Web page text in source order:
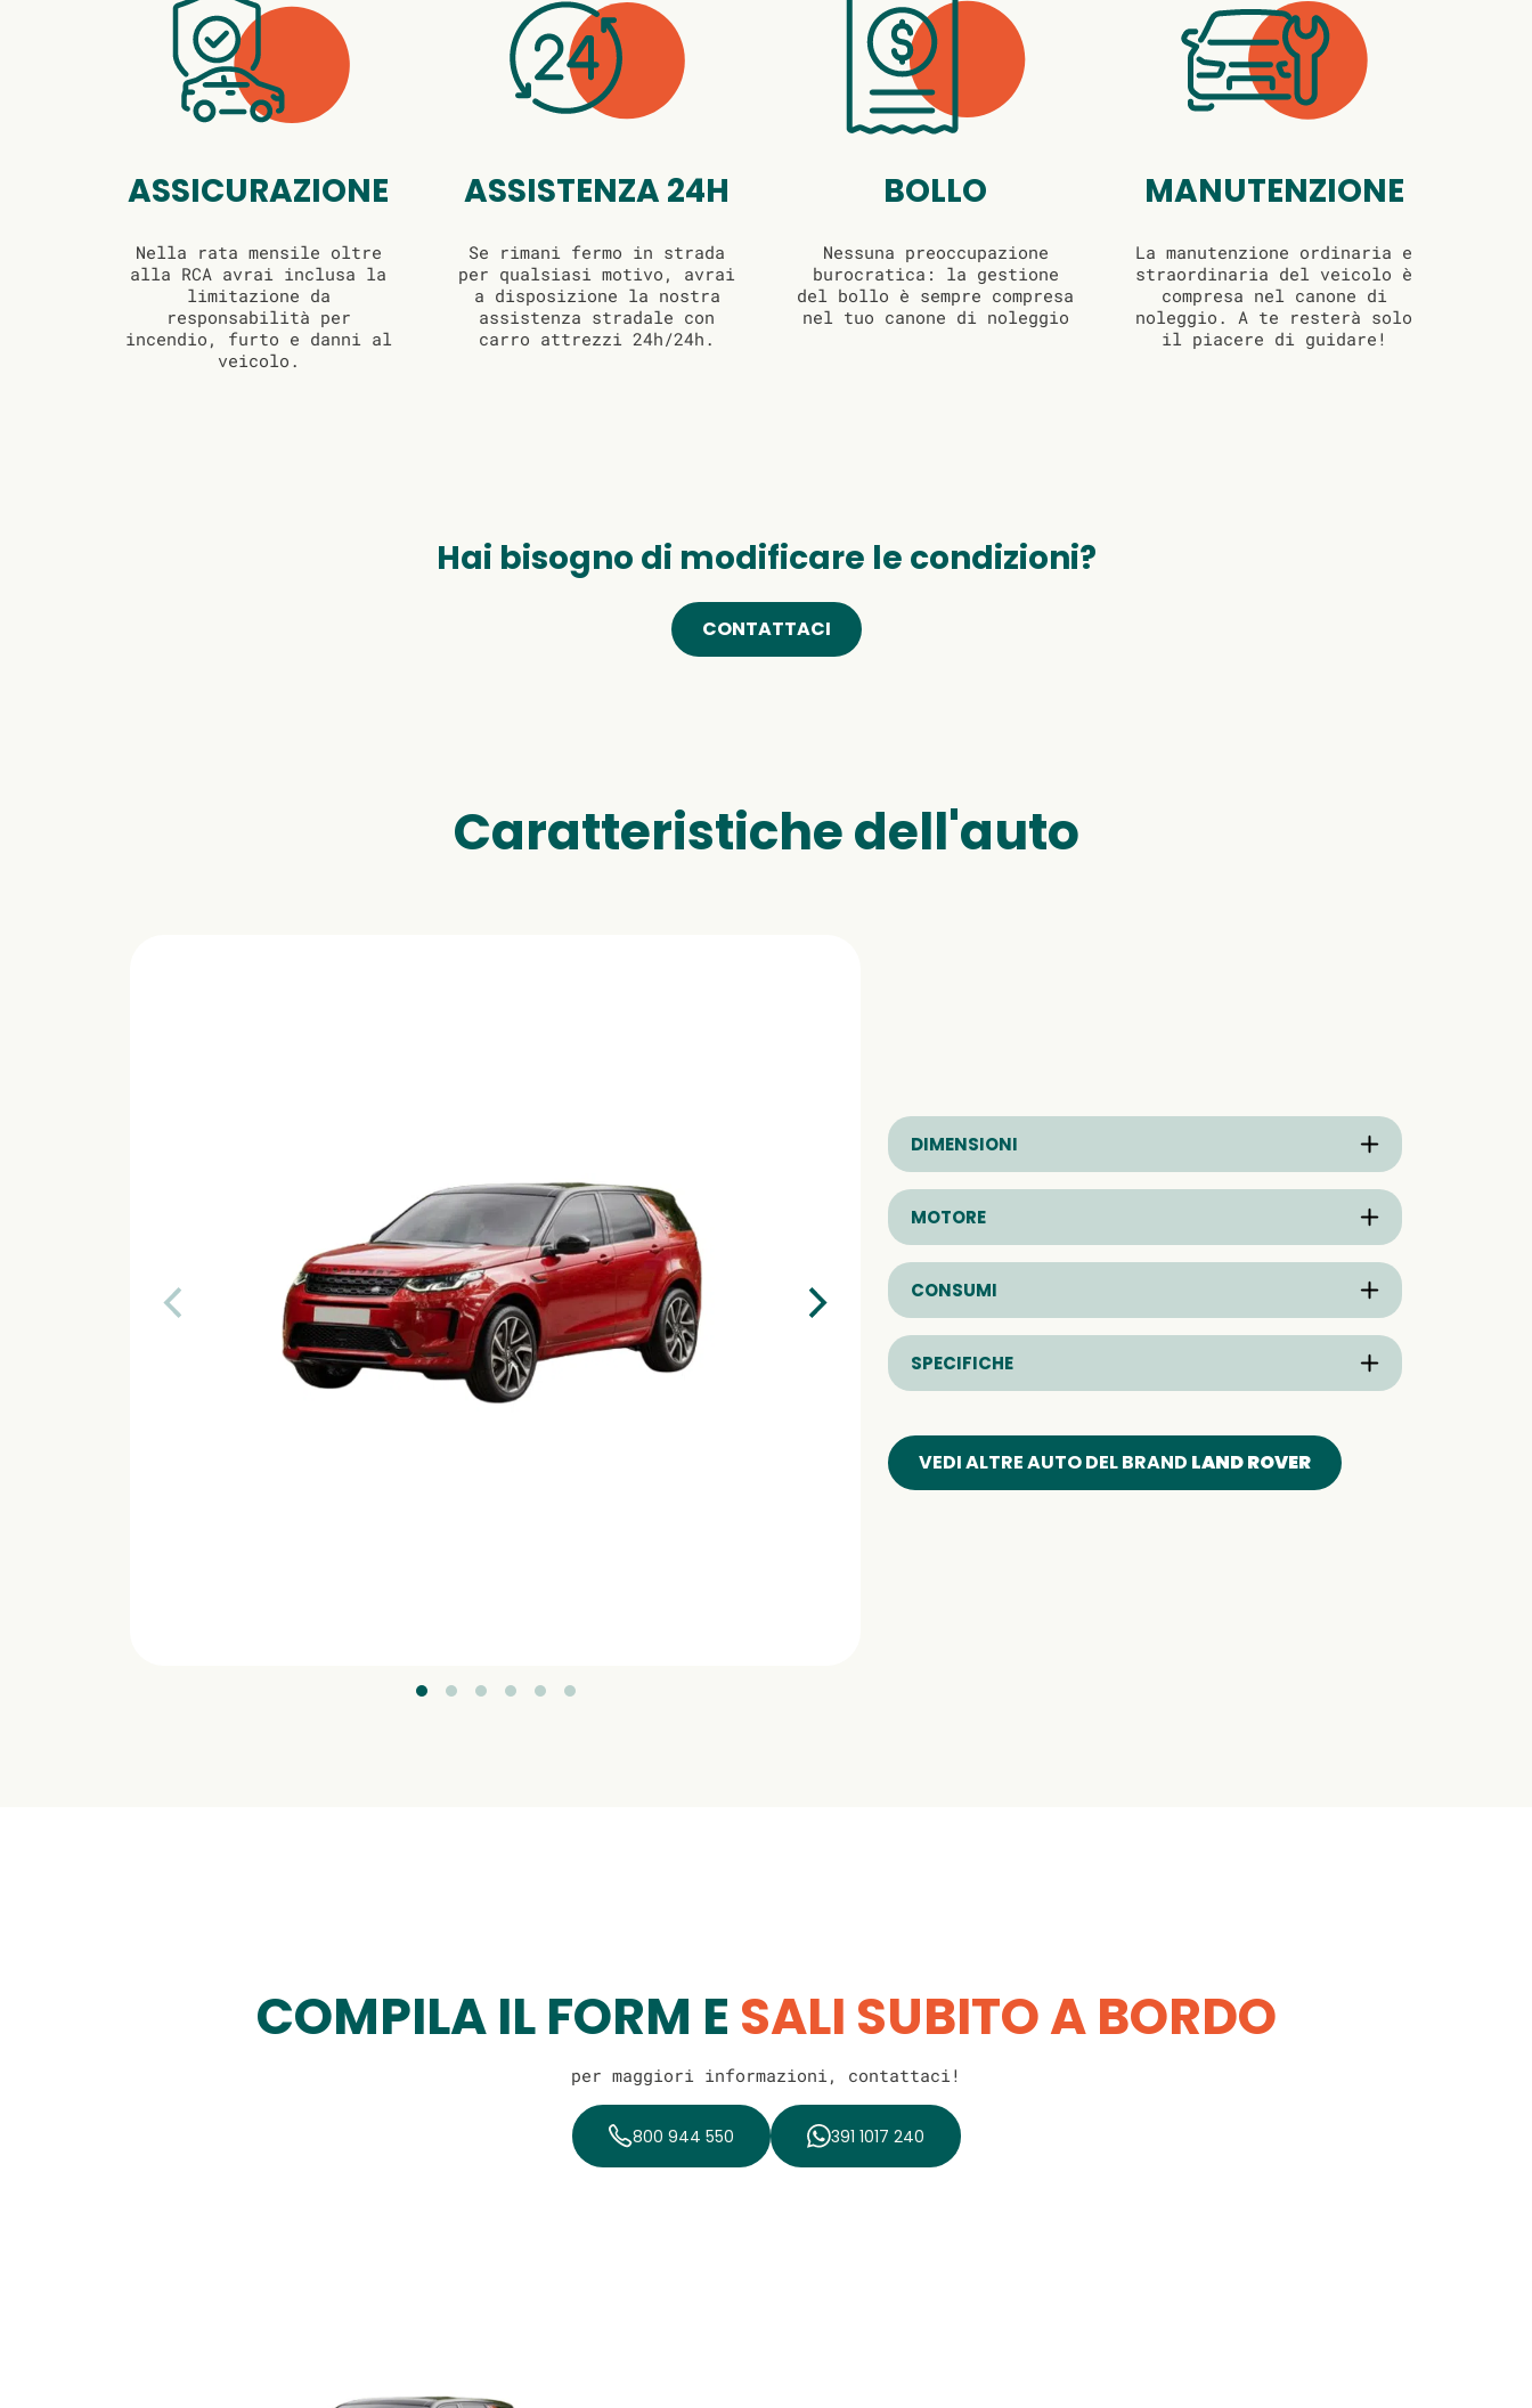
ASSICURAZIONE
Nella rata mensile oltre
alla RCA avrai inclusa la
limitazione da
responsabilità per
incendio, furto e danni al
veicolo.
ASSISTENZA 24H
Se rimani fermo in strada
per qualsiasi motivo, avrai
a disposizione la nostra
assistenza stradale con
carro attrezzi 24h/24h.
BOLLO
Nessuna preoccupazione
burocratica: la gestione
del bollo è sempre compresa
nel tuo canone di noleggio
MANUTENZIONE
La manutenzione ordinaria e
straordinaria del veicolo è
compresa nel canone di
noleggio. A te resterà solo
il piacere di guidare!
Hai bisogno di modificare le condizioni?
CONTATTACI
Caratteristiche dell'auto
DIMENSIONI
MOTORE
CONSUMI
SPECIFICHE
VEDI ALTRE AUTO DEL BRAND LAND ROVER
COMPILA IL FORM E SALI SUBITO A BORDO
per maggiori informazioni, contattaci!
800 944 550 391 1017 240